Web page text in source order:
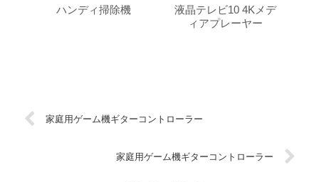
ハンディ掃除機
液晶テレビ10 4Kメデ
ィアプレーヤー
家庭用ゲーム機ギターコントローラー
家庭用ゲーム機ギターコントローラー